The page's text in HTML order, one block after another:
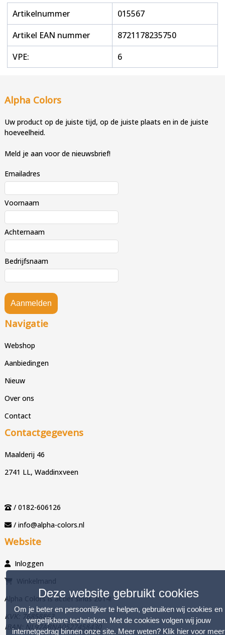
Artikelnummer
015567
Artikel EAN nummer
8721178235750
VPE:
6
Alpha Colors
Uw product op de juiste tijd, op de juiste plaats en in de juiste
hoeveelheid.
Meld je aan voor de nieuwsbrief!
Emailadres
Voornaam
Achternaam
Bedrijfsnaam
Aanmelden
Navigatie
Webshop
Aanbiedingen
Nieuw
Over ons
Contact
Contactgegevens
Maalderij 46
2741 LL, Waddinxveen
/ 0182-606126
/ info@alpha-colors.nl
Website
Inloggen
Winkelmand
Alpha Colors is actief sinds 2014!
KVK: 76858863
IBAN: NL97ABNA0527458430
Deze website gebruikt cookies
Om je beter en persoonlijker te helpen, gebruiken wij cookies en
vergelijkbare technieken. Met de cookies volgen wij jouw
internetgedrag binnen onze site. Meer weten? Klik hier voor meer